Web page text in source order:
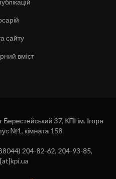
сайту
вміст
37, КПІ ім. Ігоря
№1, кімната 158
204-82-62, 204-93-85,